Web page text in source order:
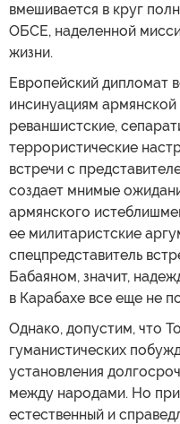
вмешивается в круг
ОБСЕ, наделенной
жизни.
Европейский дипломат
инсинуациям
реваншистские,
террористические
встречи с
создает мнимые
армянского
ее милитаристские
спецпредставитель
Бабаяном, значит,
в Карабахе все еще не
Однако, допустим, что
гуманистических
установления
между народами. Но
естественный и